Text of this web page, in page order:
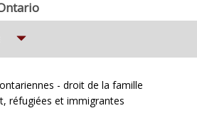
- droit de la famille
réfugiées et immigrantes